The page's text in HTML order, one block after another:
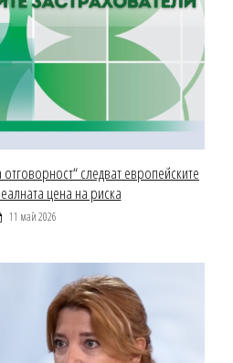
следват европейските
цена на риска
11 май 2026